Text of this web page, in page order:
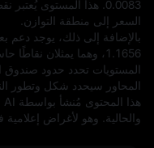
المحاور سيحدد شكل وتطور
والحالية. وهو لأغراض